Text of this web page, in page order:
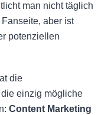
man nicht täglich
aber ist
potenziellen
die
einzig mögliche
Content Marketing